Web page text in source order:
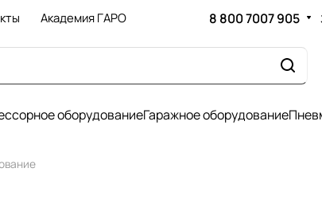
Академия ГАРО 8 800 7007 905
оборудованиеГаражное оборудование